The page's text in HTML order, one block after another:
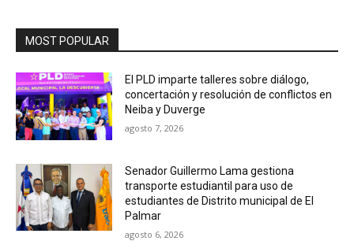
MOST POPULAR
El PLD imparte talleres sobre diálogo,
concertación y resolución de conflictos en
Neiba y Duverge
agosto 7, 2026
Senador Guillermo Lama gestiona
transporte estudiantil para uso de
estudiantes de Distrito municipal de El
Palmar
agosto 6, 2026